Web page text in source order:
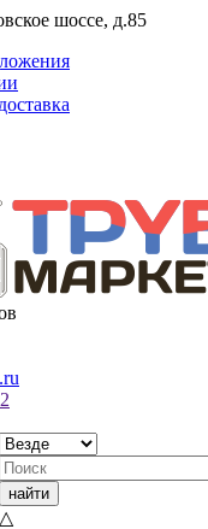
шоссе, д.85
△